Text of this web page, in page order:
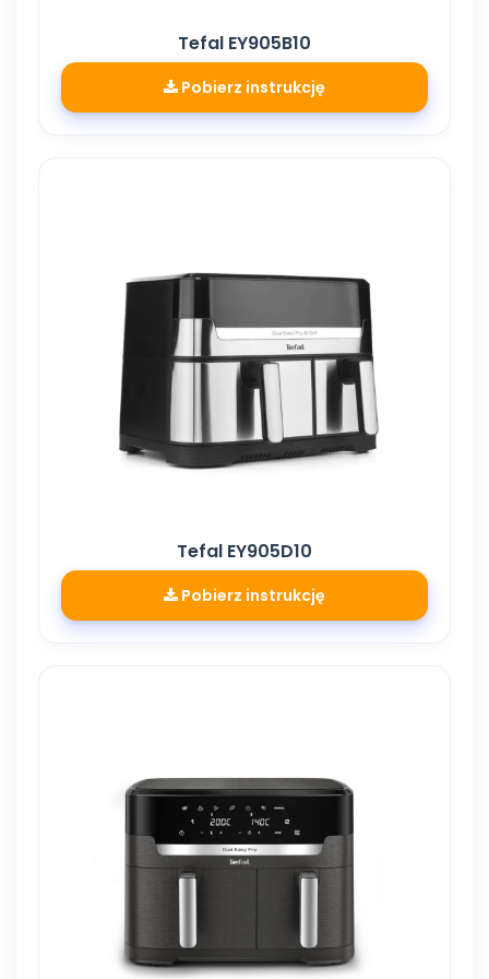
Tefal EY905B10
Pobierz instrukcję
Tefal EY905D10
Pobierz instrukcję